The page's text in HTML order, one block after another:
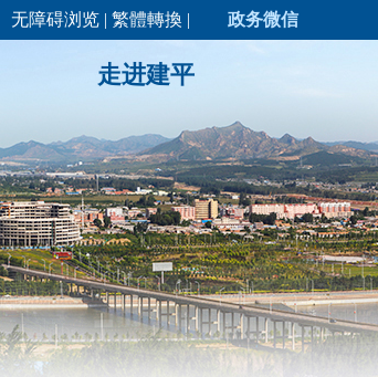
无障碍浏览 | 繁體轉換 | 政务微信
走进建平